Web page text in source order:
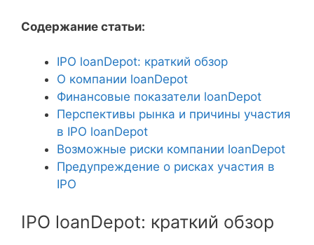
Содержание статьи:
IPO loanDepot: краткий обзор
О компании loanDepot
Финансовые показатели loanDepot
Перспективы рынка и причины участия
в IPO loanDepot
Возможные риски компании loanDepot
Предупреждение о рисках участия в
IPO
IPO loanDepot: краткий обзор